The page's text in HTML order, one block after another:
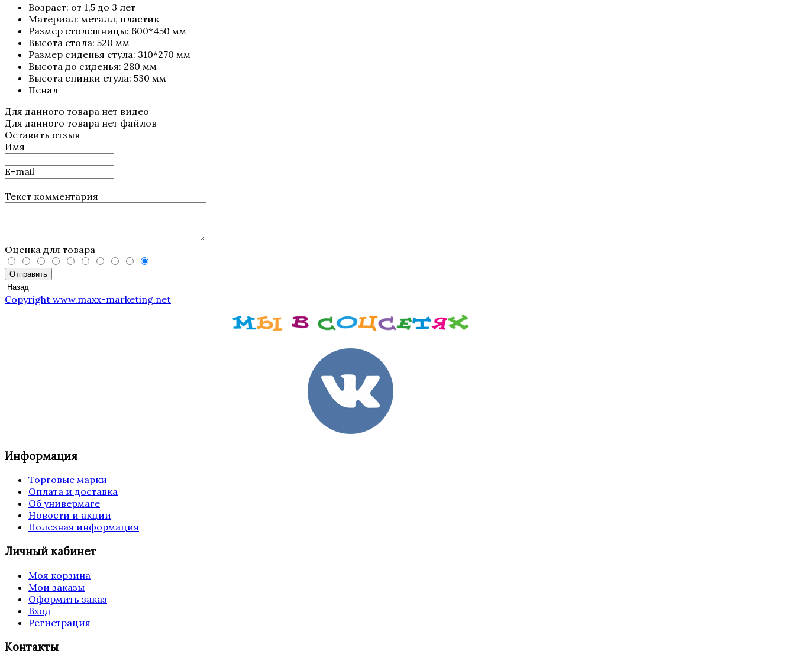
Возраст: от 1,5 до 3 лет
Материал: металл, пластик
Размер столешницы: 600*450 мм
Высота стола: 520 мм
Размер сиденья стула: 310*270 мм
Высота до сиденья: 280 мм
Высота спинки стула: 530 мм
Пенал
Для данного товара нет видео
Для данного товара нет файлов
Оставить отзыв
Имя
E-mail
Текст комментария
Оценка для товара
Отправить
Copyright www.maxx-marketing.net
Информация
Торговые марки
Оплата и доставка
Об универмаге
Новости и акции
Полезная информация
Личный кабинет
Моя корзина
Мои заказы
Оформить заказ
Вход
Регистрация
Контакты